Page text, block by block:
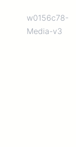
w0156c78-
Media-v3